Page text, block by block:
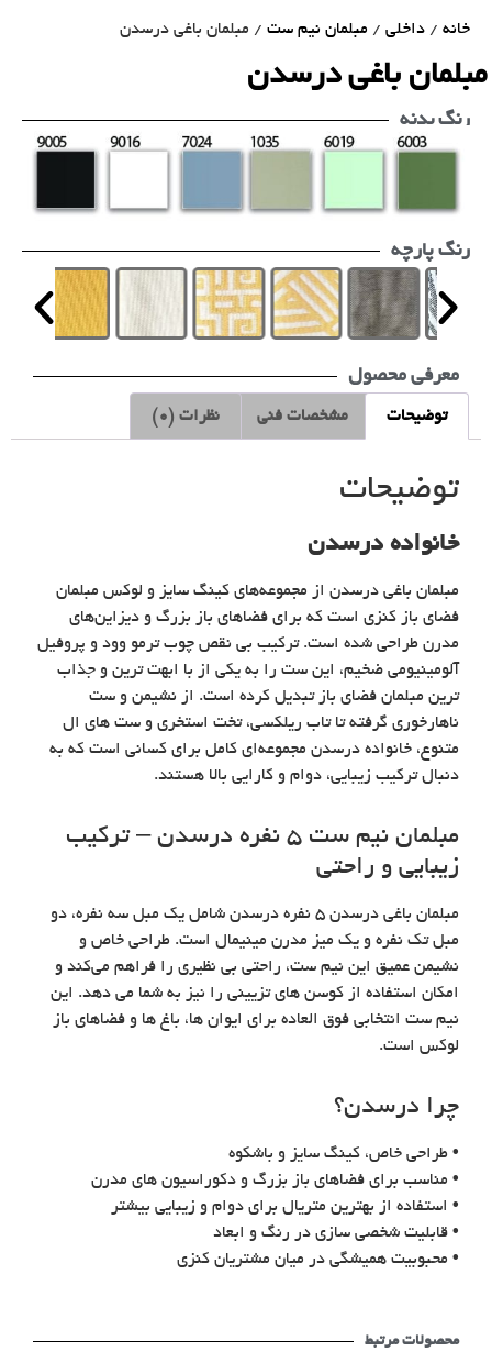
خانه / داخلی / مبلمان نیم ست / مبلمان باغی درسدن
مبلمان باغی درسدن
رنگ بدنه
رنگ پارچه
معرفی محصول
توضیحات مشخصات فنی نظرات (0)
توضیحات
خانواده درسدن
مبلمان باغی درسدن از مجموعه‌های کینگ سایز و لوکس مبلمان
فضای باز کنزی است که برای فضاهای باز بزرگ و دیزاین‌های
مدرن طراحی شده است. ترکیب بی نقص چوب ترمو وود و پروفیل
آلومینیومی ضخیم، این ست را به یکی از با ابهت ترین و جذاب
ترین مبلمان فضای باز تبدیل کرده است. از نشیمن و ست
ناهارخوری گرفته تا تاب ریلکسی، تخت استخری و ست های ال
متنوع، خانواده درسدن مجموعه‌ای کامل برای کسانی است که به
دنبال ترکیب زیبایی، دوام و کارایی بالا هستند.
مبلمان نیم ست ۵ نفره درسدن – ترکیب
زیبایی و راحتی
مبلمان باغی درسدن ۵ نفره درسدن شامل یک مبل سه نفره، دو
مبل تک نفره و یک میز مدرن مینیمال است. طراحی خاص و
نشیمن عمیق این نیم ست، راحتی بی نظیری را فراهم می‌کند و
امکان استفاده از کوسن های تزیینی را نیز به شما می دهد. این
نیم ست انتخابی فوق العاده برای ایوان ها، باغ ها و فضاهای باز
لوکس است.
چرا درسدن؟
• طراحی خاص، کینگ سایز و باشکوه
• مناسب برای فضاهای باز بزرگ و دکوراسیون های مدرن
• استفاده از بهترین متریال برای دوام و زیبایی بیشتر
• قابلیت شخصی سازی در رنگ و ابعاد
• محبوبیت همیشگی در میان مشتریان کنزی
محصولات مرتبط